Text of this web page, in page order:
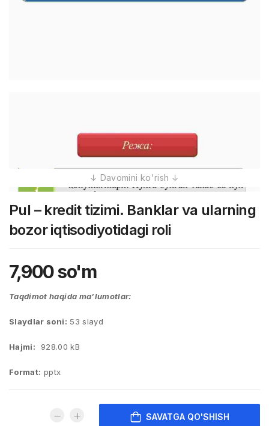
Pul – kredit tizimi. Banklar va ularning
bozor iqtisodiyotidagi roli
7,900so'm
Taqdimot haqida ma’lumotlar:
Slaydlar soni: 53 slayd
Hajmi: 928.00 kB
Format: pptx
SAVATGA QO'SHISH